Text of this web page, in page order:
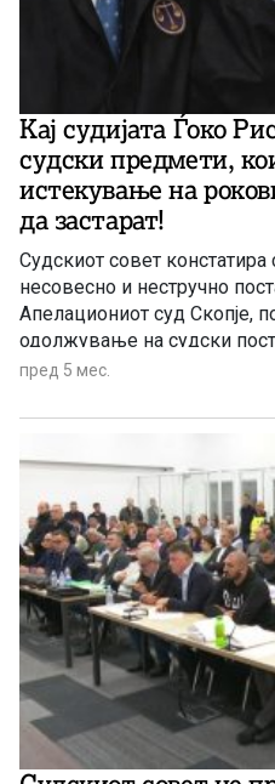
Кај судијата Ѓоко
судски предмети,
истекување на
да застарат!
Судскиот совет
несовесно и нестручно
Апелациониот суд Скопје,
одолжување на судски
апсолутна застареност на
фиока сè до истекување на
прогон. Иако на
името на судијата,
дека е тоа судијата во
Против него и порано беа
претставки до Судскиот
пред 5 мес.